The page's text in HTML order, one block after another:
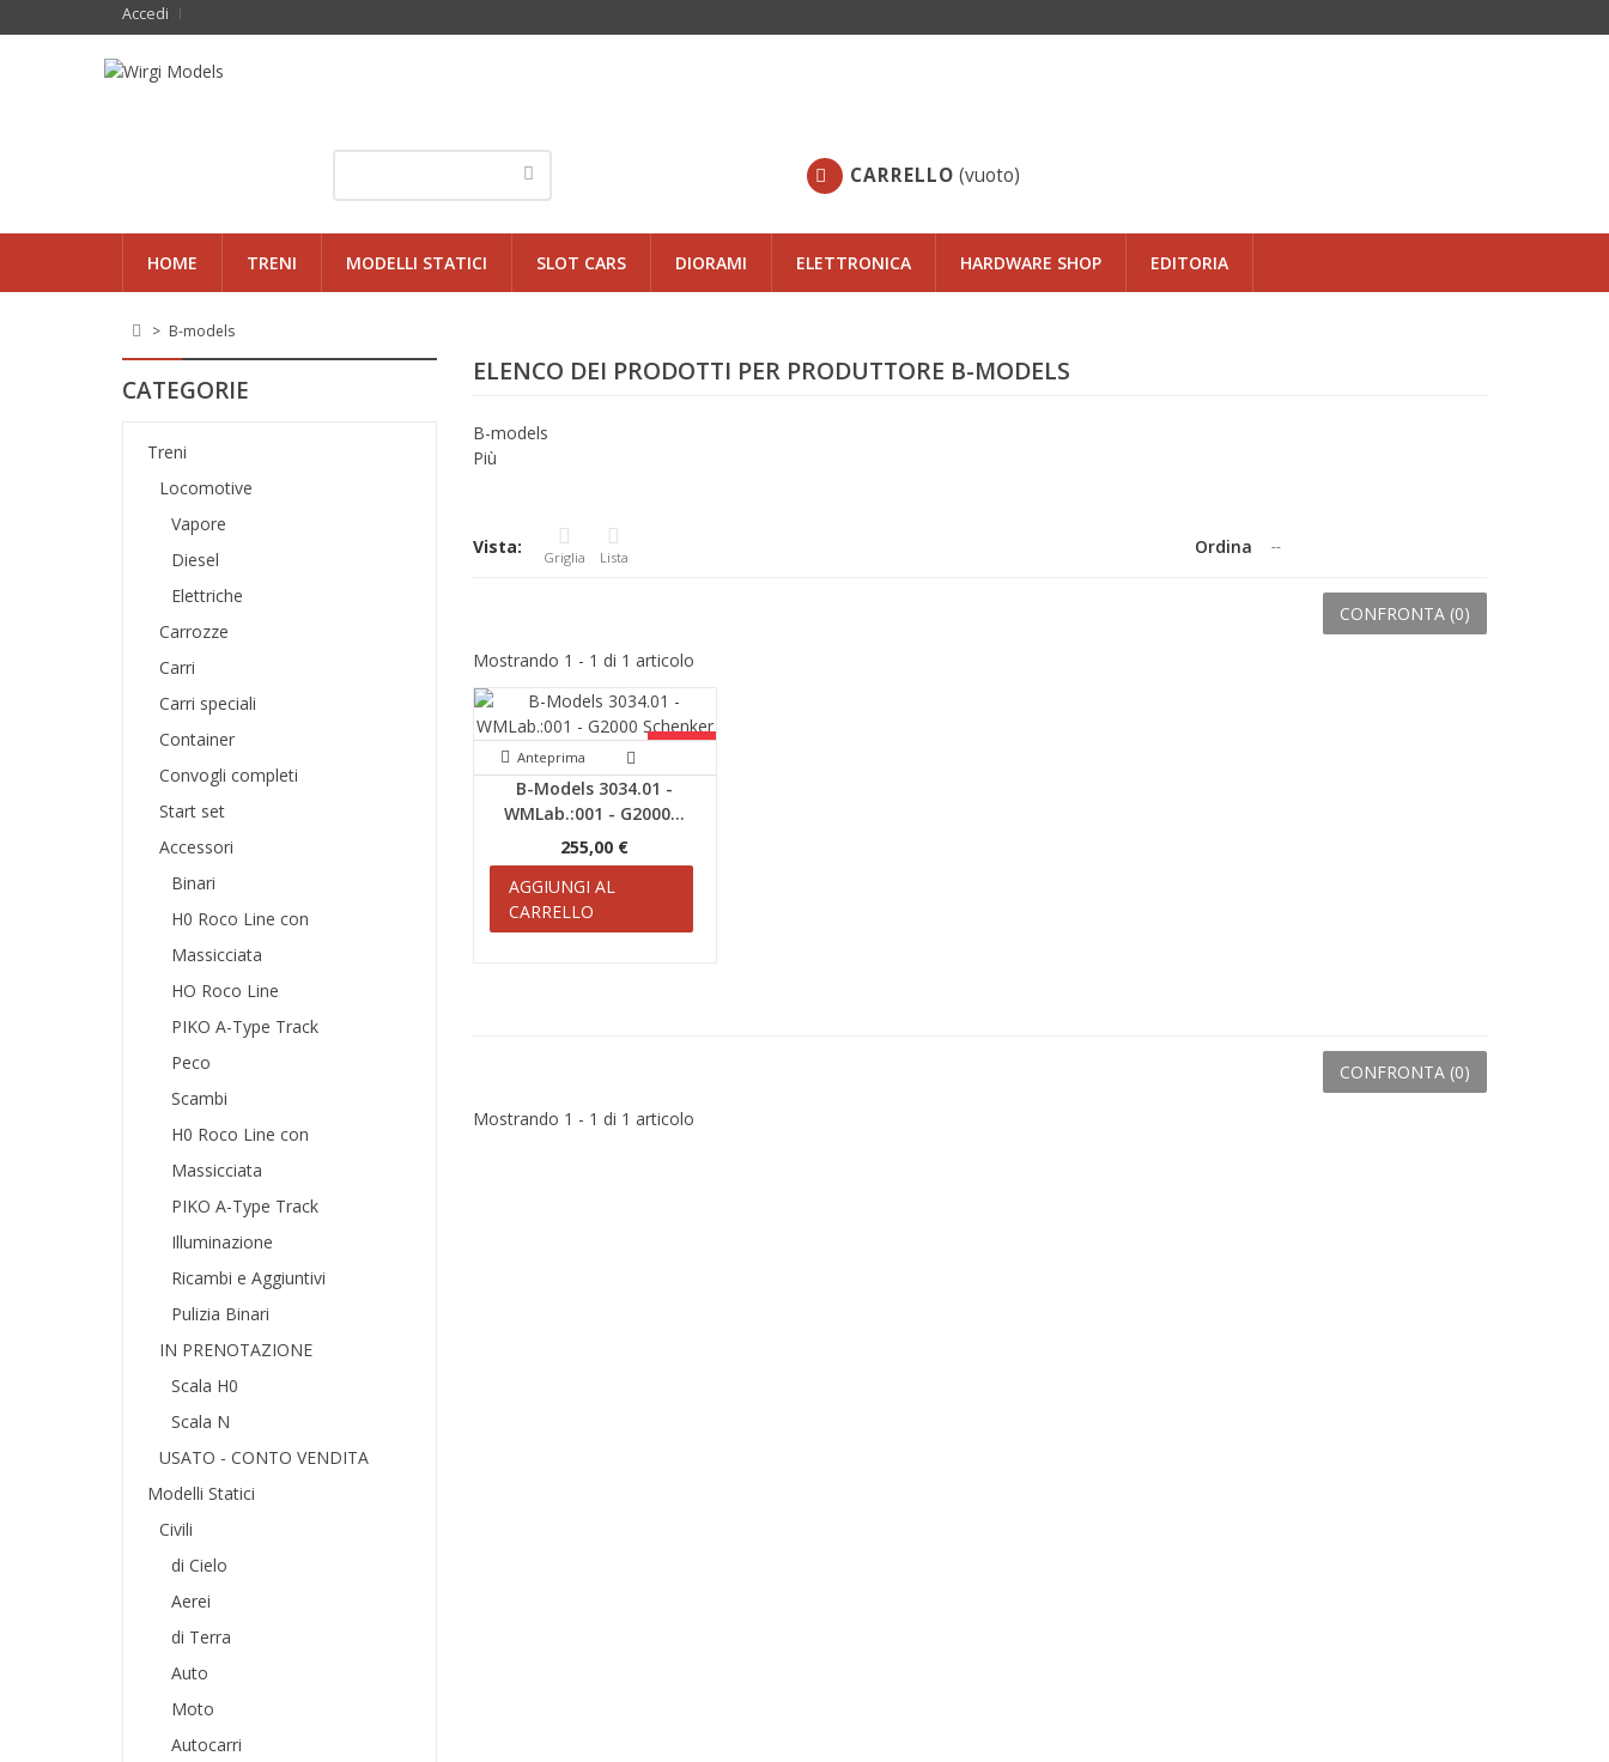
Accedi
CARRELLO (vuoto)
HOME TRENI MODELLI STATICI SLOT CARS DIORAMI ELETTRONICA HARDWARE SHOP EDITORIA
> B-models
CATEGORIE
Treni
Locomotive
Vapore
Diesel
Elettriche
Carrozze
Carri
Carri speciali
Container
Convogli completi
Start set
Accessori
Binari
H0 Roco Line con
Massicciata
HO Roco Line
PIKO A-Type Track
Peco
Scambi
H0 Roco Line con
Massicciata
PIKO A-Type Track
Illuminazione
Ricambi e Aggiuntivi
Pulizia Binari
IN PRENOTAZIONE
Scala H0
Scala N
USATO - CONTO VENDITA
Modelli Statici
Civili
di Cielo
Aerei
di Terra
Auto
Moto
Autocarri
ELENCO DEI PRODOTTI PER PRODUTTORE B-MODELS
B-models
Più
Vista: Griglia Lista Ordina --
CONFRONTA (0)
Mostrando 1 - 1 di 1 articolo
SCONTI!
Anteprima
B-Models 3034.01 -
WMLab.:001 - G2000...
255,00 €
AGGIUNGI AL
CARRELLO
CONFRONTA (0)
Mostrando 1 - 1 di 1 articolo